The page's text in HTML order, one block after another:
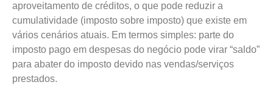
aproveitamento de créditos, o que pode reduzir a
cumulatividade (imposto sobre imposto) que existe em
vários cenários atuais. Em termos simples: parte do
imposto pago em despesas do negócio pode virar “saldo”
para abater do imposto devido nas vendas/serviços
prestados.